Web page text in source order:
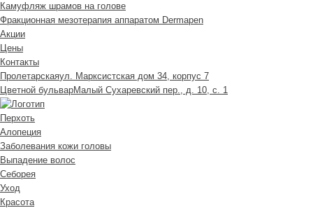
Камуфляж шрамов на голове
Фракционная мезотерапия аппаратом Dermapen
Акции
Цены
Контакты
Пролетарскаяул. Марксистская дом 34, корпус 7
Цветной бульварМалый Сухаревский пер., д. 10, с. 1
Перхоть
Алопеция
Заболевания кожи головы
Выпадение волос
Cеборея
Уход
Красота